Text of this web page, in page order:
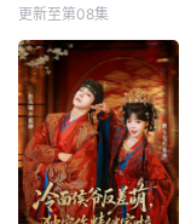
更新至第08集